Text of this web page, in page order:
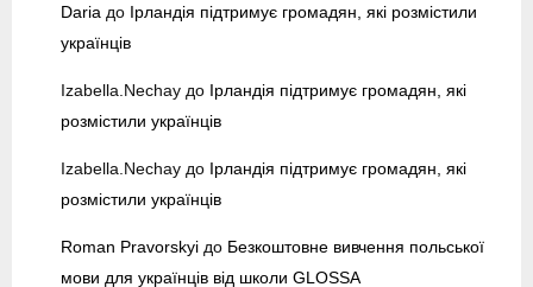
Daria до Ірландія підтримує громадян, які розмістили
українців
Izabella.Nechay до Ірландія підтримує громадян, які
розмістили українців
Izabella.Nechay до Ірландія підтримує громадян, які
розмістили українців
Roman Pravorskyi до Безкоштовне вивчення польської
мови для українців від школи GLOSSA